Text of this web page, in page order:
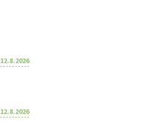
12.8.2026
12.8.2026